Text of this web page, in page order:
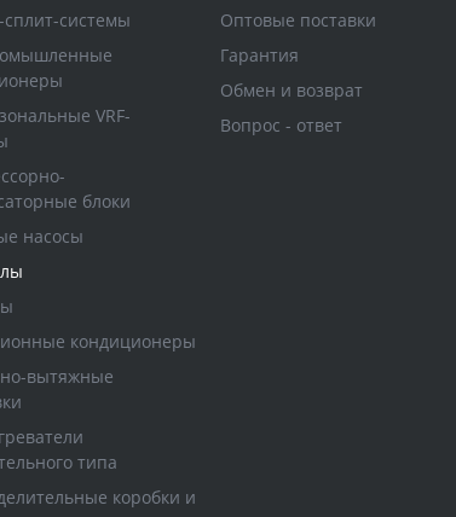
системы
VRF-
блоки
насосы
кондиционеры
вытяжные
типа
коробки и
Оптовые поставки
Гарантия
Обмен и возврат
Вопрос - ответ